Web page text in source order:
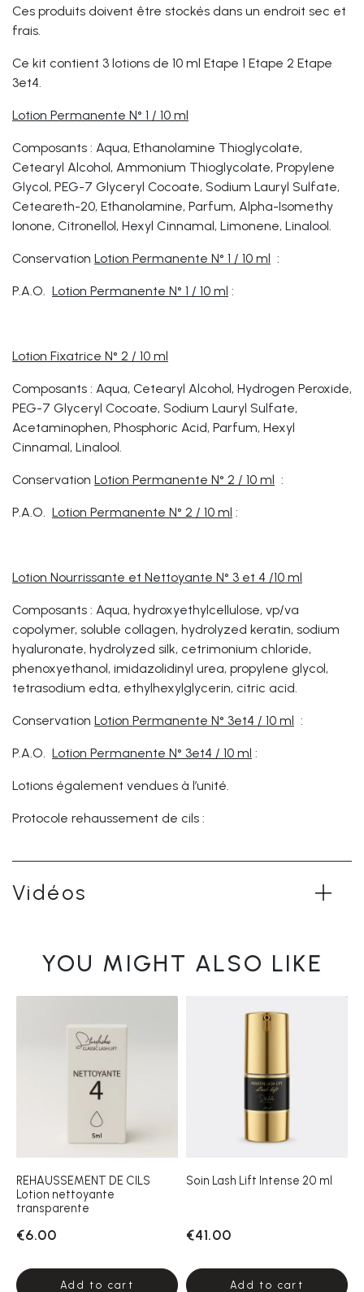
Ces produits doivent être stockés dans un endroit sec et
frais.
Ce kit contient 3 lotions de 10 ml Etape 1 Etape 2 Etape
3et4.
Lotion Permanente N° 1 / 10 ml
Composants : Aqua, Ethanolamine Thioglycolate,
Cetearyl Alcohol, Ammonium Thioglycolate, Propylene
Glycol, PEG-7 Glyceryl Cocoate, Sodium Lauryl Sulfate,
Ceteareth-20, Ethanolamine, Parfum, Alpha-Isomethy
Ionone, Citronellol, Hexyl Cinnamal, Limonene, Linalool.
Conservation Lotion Permanente N° 1 / 10 ml :
P.A.O. Lotion Permanente N° 1 / 10 ml :
Lotion Fixatrice N° 2 / 10 ml
Composants : Aqua, Cetearyl Alcohol, Hydrogen Peroxide,
PEG-7 Glyceryl Cocoate, Sodium Lauryl Sulfate,
Acetaminophen, Phosphoric Acid, Parfum, Hexyl
Cinnamal, Linalool.
Conservation Lotion Permanente N° 2 / 10 ml :
P.A.O. Lotion Permanente N° 2 / 10 ml :
Lotion Nourrissante et Nettoyante N° 3 et 4 /10 ml
Composants : Aqua, hydroxyethylcellulose, vp/va
copolymer, soluble collagen, hydrolyzed keratin, sodium
hyaluronate, hydrolyzed silk, cetrimonium chloride,
phenoxyethanol, imidazolidinyl urea, propylene glycol,
tetrasodium edta, ethylhexylglycerin, citric acid.
Conservation Lotion Permanente N° 3et4 / 10 ml :
P.A.O. Lotion Permanente N° 3et4 / 10 ml :
Lotions également vendues à l’unité.
Protocole rehaussement de cils :
Vidéos
YOU MIGHT ALSO LIKE
REHAUSSEMENT DE CILS
Lotion nettoyante
transparente
€6.00
Add to cart
Soin Lash Lift Intense 20 ml
€41.00
Add to cart